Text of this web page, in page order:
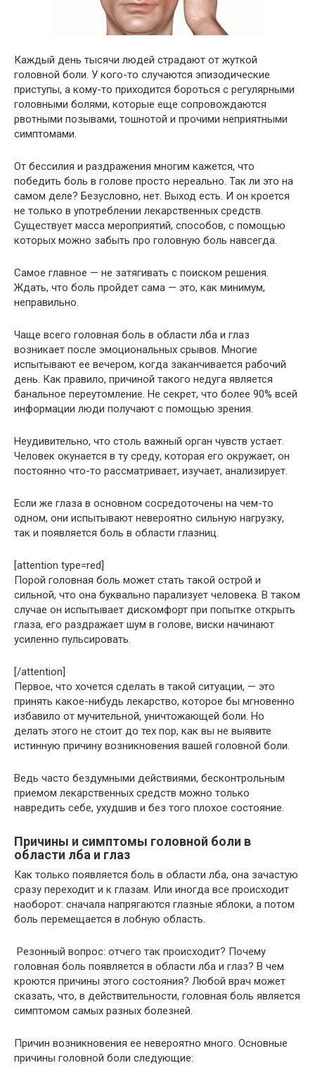
Каждый день тысячи людей страдают от жуткой
головной боли. У кого-то случаются эпизодические
приступы, а кому-то приходится бороться с регулярными
головными болями, которые еще сопровождаются
рвотными позывами, тошнотой и прочими неприятными
симптомами.
От бессилия и раздражения многим кажется, что
победить боль в голове просто нереально. Так ли это на
самом деле? Безусловно, нет. Выход есть. И он кроется
не только в употреблении лекарственных средств.
Существует масса мероприятий, способов, с помощью
которых можно забыть про головную боль навсегда.
Самое главное — не затягивать с поиском решения.
Ждать, что боль пройдет сама — это, как минимум,
неправильно.
Чаще всего головная боль в области лба и глаз
возникает после эмоциональных срывов. Многие
испытывают ее вечером, когда заканчивается рабочий
день. Как правило, причиной такого недуга является
банальное переутомление. Не секрет, что более 90% всей
информации люди получают с помощью зрения.
Неудивительно, что столь важный орган чувств устает.
Человек окунается в ту среду, которая его окружает, он
постоянно что-то рассматривает, изучает, анализирует.
Если же глаза в основном сосредоточены на чем-то
одном, они испытывают невероятно сильную нагрузку,
так и появляется боль в области глазниц.
[attention type=red]
Порой головная боль может стать такой острой и
сильной, что она буквально парализует человека. В таком
случае он испытывает дискомфорт при попытке открыть
глаза, его раздражает шум в голове, виски начинают
усиленно пульсировать.
[/attention]
Первое, что хочется сделать в такой ситуации, — это
принять какое-нибудь лекарство, которое бы мгновенно
избавило от мучительной, уничтожающей боли. Но
делать этого не стоит до тех пор, как вы не выявите
истинную причину возникновения вашей головной боли.
Ведь часто бездумными действиями, бесконтрольным
приемом лекарственных средств можно только
навредить себе, ухудшив и без того плохое состояние.
Причины и симптомы головной боли в
области лба и глаз
Как только появляется боль в области лба, она зачастую
сразу переходит и к глазам. Или иногда все происходит
наоборот: сначала напрягаются глазные яблоки, а потом
боль перемещается в лобную область.
Резонный вопрос: отчего так происходит? Почему
головная боль появляется в области лба и глаз? В чем
кроются причины этого состояния? Любой врач может
сказать, что, в действительности, головная боль является
симптомом самых разных болезней.
Причин возникновения ее невероятно много. Основные
причины головной боли следующие: